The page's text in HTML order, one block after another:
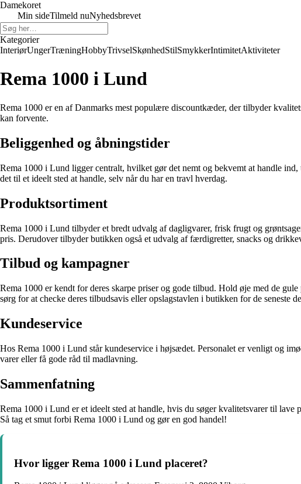
Damekoret
Min sideTilmeld nuNyhedsbrevet
Kategorier
InteriørUngerTræningHobbyTrivselSkønhedStilSmykkerIntimitetAktiviteter
Rema 1000 i Lund
Rema 1000 er en af Danmarks mest populære discountkæder, der tilbyder
kan forvente.
Beliggenhed og åbningstider
Rema 1000 i Lund ligger centralt, hvilket gør det nemt og bekvemt at handle
det til et ideelt sted at handle, selv når du har en travl hverdag.
Produktsortiment
Rema 1000 i Lund tilbyder et bredt udvalg af dagligvarer, frisk frugt og
pris. Derudover tilbyder butikken også et udvalg af færdigretter, snacks og
Tilbud og kampagner
Rema 1000 er kendt for deres skarpe priser og gode tilbud. Hold øje med de
sørg for at checke deres tilbudsavis eller opslagstavlen i butikken for de seneste
Kundeservice
Hos Rema 1000 i Lund står kundeservice i højsædet. Personalet er venligt og
varer eller få gode råd til madlavning.
Sammenfatning
Rema 1000 i Lund er et ideelt sted at handle, hvis du søger kvalitetsvarer til
Så tag et smut forbi Rema 1000 i Lund og gør en god handel!
Hvor ligger Rema 1000 i Lund placeret?